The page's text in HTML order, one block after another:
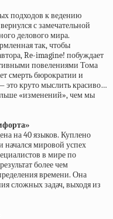
подходов к ведению
с замечательной
делового мира.
так, чтобы
Re-imagine! побуждает
повелениями Тома
смерть бюрократии и
это круто мыслить красиво…
«изменений», чем мы
на 40 языков. Куплено
начался мировой успех
в мире по
более чем
времени. Она
сложных задач, выходя из